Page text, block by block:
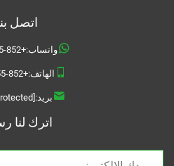
اتصل
واتساب:+852-84320555
الهاتف:+852-84320555
بريد:[email protected]
اترك لنا